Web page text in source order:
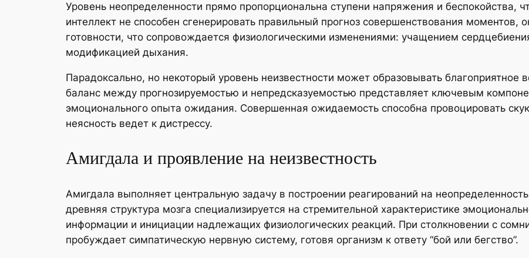
Уровень неопределенности прямо пропорциональна ступени напряжения и беспокойства,
интеллект не способен сгенерировать правильный прогноз совершенствования
готовности, что сопровождается физиологическими изменениями: учащением
модификацией дыхания.
Парадоксально, но некоторый уровень неизвестности может образовывать благоприятное
баланс между прогнозируемостью и непредсказуемостью представляет ключевым
эмоционального опыта ожидания. Совершенная ожидаемость способна провоцировать
неясность ведет к дистрессу.
Амигдала и проявление на неизвестность
Амигдала выполняет центральную задачу в построении реагирований на
древняя структура мозга специализируется на стремительной характеристике
информации и инициации надлежащих физиологических реакций. При столкновении с
пробуждает симпатическую нервную систему, готовя организм к ответу “бой или бегство”.